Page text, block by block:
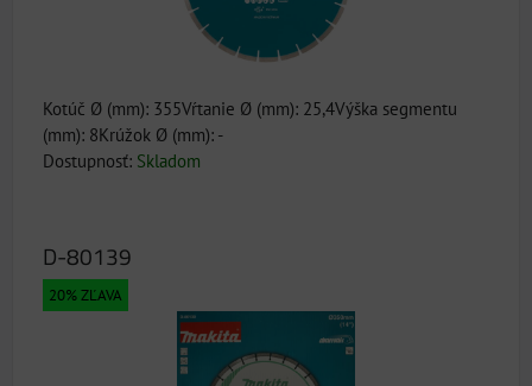
Kotúč Ø (mm): 355Vŕtanie Ø (mm): 25,4Výška segmentu
(mm): 8Krúžok Ø (mm): -
Dostupnosť: Skladom
D-80139
20% ZĽAVA